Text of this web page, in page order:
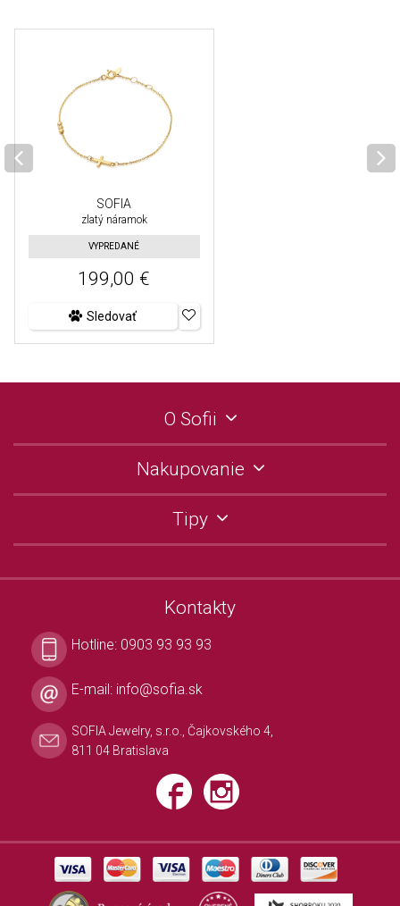
SOFIA
zlatý náramok
VYPREDANÉ
199,00 €
Sledovať
O Sofii
Nakupovanie
Tipy
Kontakty
Hotline: 0903 93 93 93
E-mail: info@sofia.sk
SOFIA Jewelry, s.r.o., Čajkovského 4,
811 04 Bratislava